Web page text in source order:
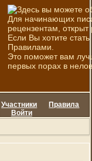
Здесь вы можете
Для начинающих
рецензентам, открыт
Если Вы хотите
Правилами.
Это поможет вам
первых порах в
Участники
Правила
Войти